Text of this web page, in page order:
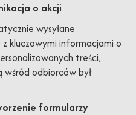
o akcji
wysyłane
kluczowymi informacjami o
treści,
odbiorców był
formularzy